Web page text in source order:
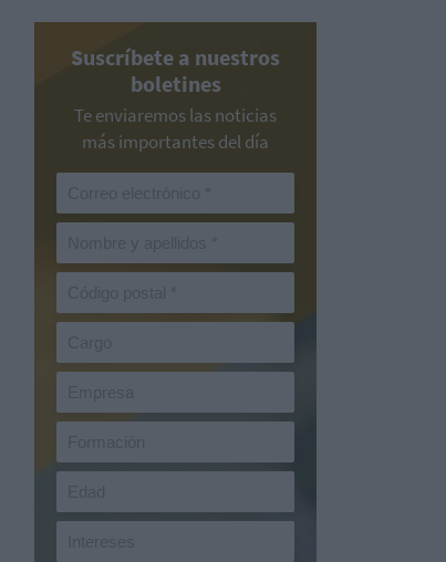
Suscríbete a nuestros
boletines
Te enviaremos las noticias
más importantes del día